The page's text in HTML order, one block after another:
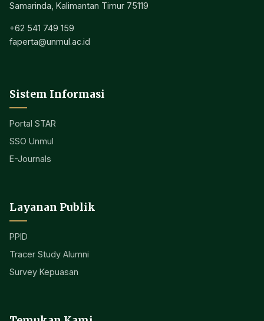
Samarinda, Kalimantan Timur 75119
+62 541 749 159
faperta@unmul.ac.id
Sistem Informasi
Portal STAR
SSO Unmul
E-Journals
Layanan Publik
PPID
Tracer Study Alumni
Survey Kepuasan